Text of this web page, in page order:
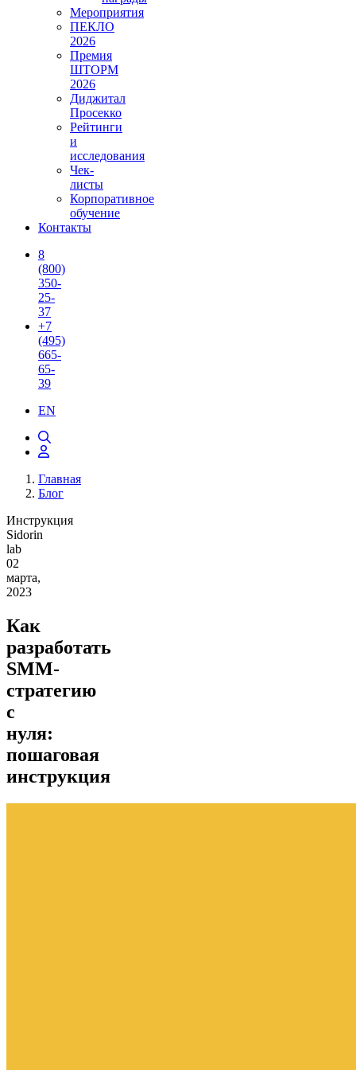
Мероприятия
ПЕКЛО
2026
Премия
ШТОРМ
2026
Диджитал
Просекко
Рейтинги
и
исследования
Чек-
листы
Корпоративное
обучение
Контакты
8
(800)
350-
25-
37
+7
(495)
665-
65-
39
EN
Главная
Блог
Инструкция
Sidorin
lab
02
марта,
2023
Как
разработать
SMM-
стратегию
с
нуля:
пошаговая
инструкция